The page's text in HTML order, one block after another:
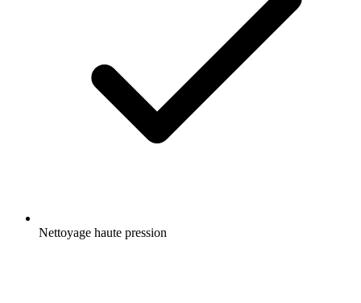
Nettoyage haute pression